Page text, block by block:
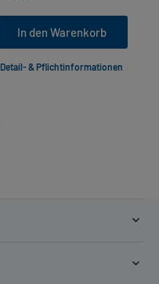
In den Warenkorb
Detail- & Pflichtinformationen